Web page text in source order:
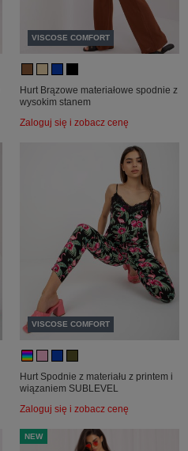
VISCOSE COMFORT
Hurt Brązowe materiałowe spodnie z
wysokim stanem
Zaloguj się i zobacz cenę
VISCOSE COMFORT
Hurt Spodnie z materiału z printem i
wiązaniem SUBLEVEL
Zaloguj się i zobacz cenę
NEW